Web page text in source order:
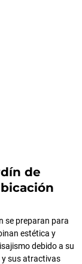
de
se preparan para
estética y
debido a su
y sus atractivas